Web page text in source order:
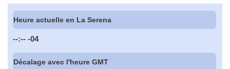
Heure actuelle en La Serena
--:-- -04
Décalage avec l'heure GMT